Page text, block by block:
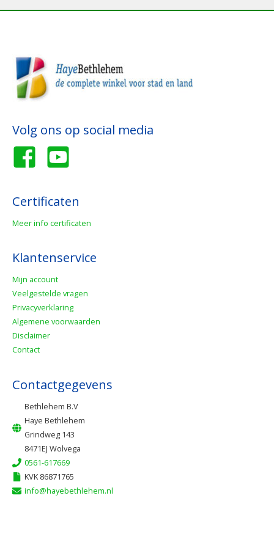
Volg ons op social media
Certificaten
Meer info certificaten
Klantenservice
Mijn account
Veelgestelde vragen
Privacyverklaring
Algemene voorwaarden
Disclaimer
Contact
Contactgegevens
Bethlehem B.V
Haye Bethlehem
Grindweg 143
8471EJ Wolvega
0561-617669
KVK 86871765
info@hayebethlehem.nl